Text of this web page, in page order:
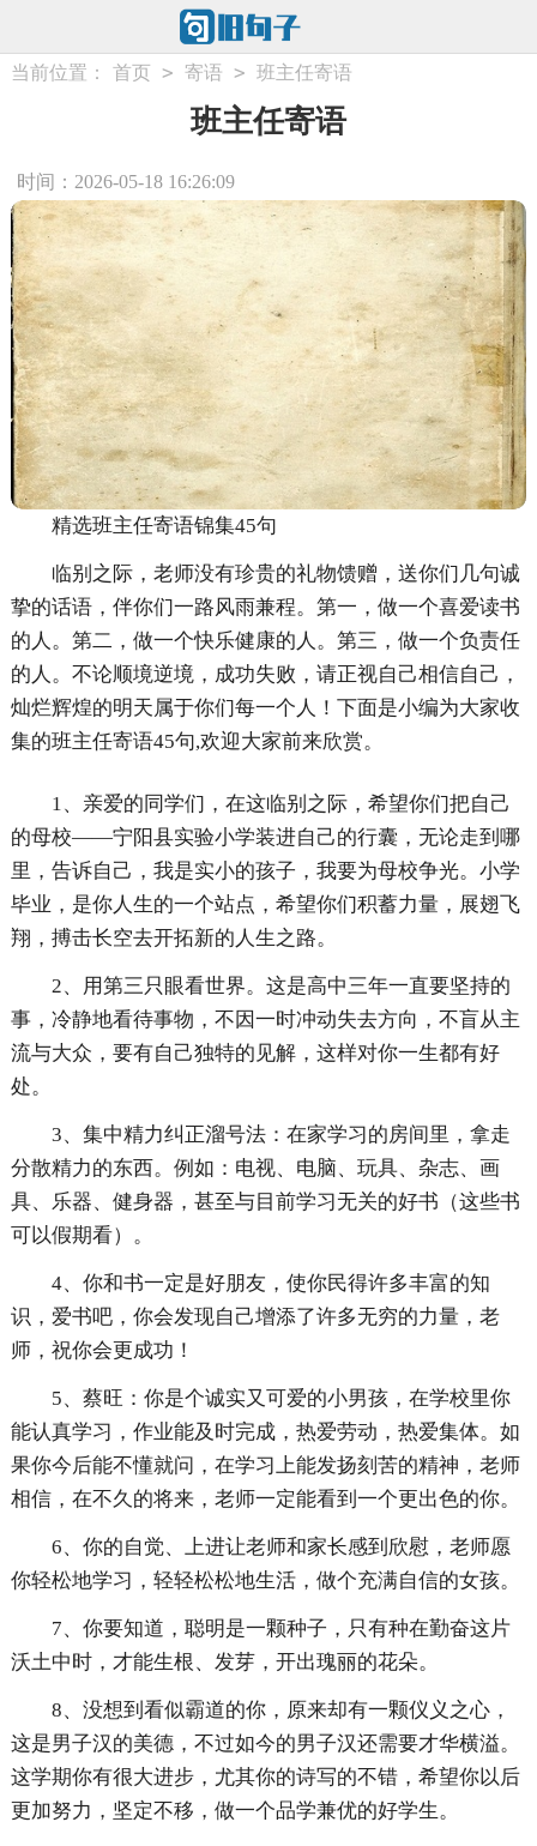
当前位置： 首页 > 寄语 > 班主任寄语
班主任寄语
时间：2026-05-18 16:26:09
精选班主任寄语锦集45句
临别之际，老师没有珍贵的礼物馈赠，送你们几句诚
挚的话语，伴你们一路风雨兼程。第一，做一个喜爱读书
的人。第二，做一个快乐健康的人。第三，做一个负责任
的人。不论顺境逆境，成功失败，请正视自己相信自己，
灿烂辉煌的明天属于你们每一个人！下面是小编为大家收
集的班主任寄语45句,欢迎大家前来欣赏。
1、亲爱的同学们，在这临别之际，希望你们把自己
的母校——宁阳县实验小学装进自己的行囊，无论走到哪
里，告诉自己，我是实小的孩子，我要为母校争光。小学
毕业，是你人生的一个站点，希望你们积蓄力量，展翅飞
翔，搏击长空去开拓新的人生之路。
2、用第三只眼看世界。这是高中三年一直要坚持的
事，冷静地看待事物，不因一时冲动失去方向，不盲从主
流与大众，要有自己独特的见解，这样对你一生都有好
处。
3、集中精力纠正溜号法：在家学习的房间里，拿走
分散精力的东西。例如：电视、电脑、玩具、杂志、画
具、乐器、健身器，甚至与目前学习无关的好书（这些书
可以假期看）。
4、你和书一定是好朋友，使你民得许多丰富的知
识，爱书吧，你会发现自己增添了许多无穷的力量，老
师，祝你会更成功！
5、蔡旺：你是个诚实又可爱的小男孩，在学校里你
能认真学习，作业能及时完成，热爱劳动，热爱集体。如
果你今后能不懂就问，在学习上能发扬刻苦的精神，老师
相信，在不久的将来，老师一定能看到一个更出色的你。
6、你的自觉、上进让老师和家长感到欣慰，老师愿
你轻松地学习，轻轻松松地生活，做个充满自信的女孩。
7、你要知道，聪明是一颗种子，只有种在勤奋这片
沃土中时，才能生根、发芽，开出瑰丽的花朵。
8、没想到看似霸道的你，原来却有一颗仪义之心，
这是男子汉的美德，不过如今的男子汉还需要才华横溢。
这学期你有很大进步，尤其你的诗写的不错，希望你以后
更加努力，坚定不移，做一个品学兼优的好学生。